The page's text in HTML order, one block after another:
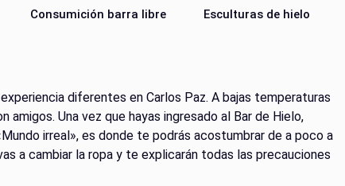
Consumición barra libre Esculturas de hielo
diferentes en Carlos Paz. A bajas temperaturas
amigos. Una vez que hayas ingresado al Bar de Hielo,
irreal», es donde te podrás acostumbrar de a poco a
a cambiar la ropa y te explicarán todas las precauciones